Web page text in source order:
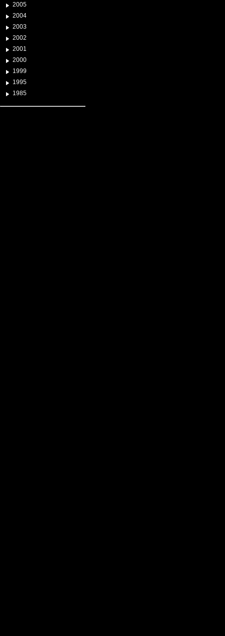
2005
2004
2003
2002
2001
2000
1999
1995
1985